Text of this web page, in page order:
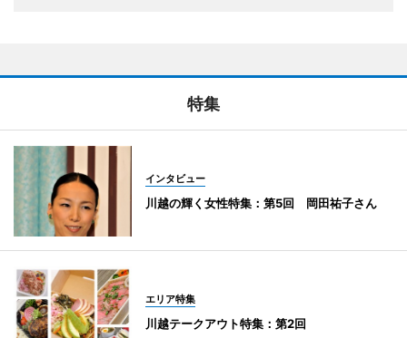
特集
インタビュー
川越の輝く女性特集：第5回 岡田祐子さん
エリア特集
川越テークアウト特集：第2回